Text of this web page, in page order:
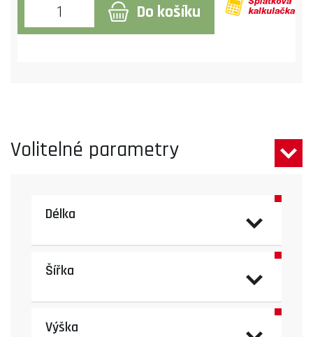
Do košíku
Volitelné parametry
Délka
Šířka
Výška